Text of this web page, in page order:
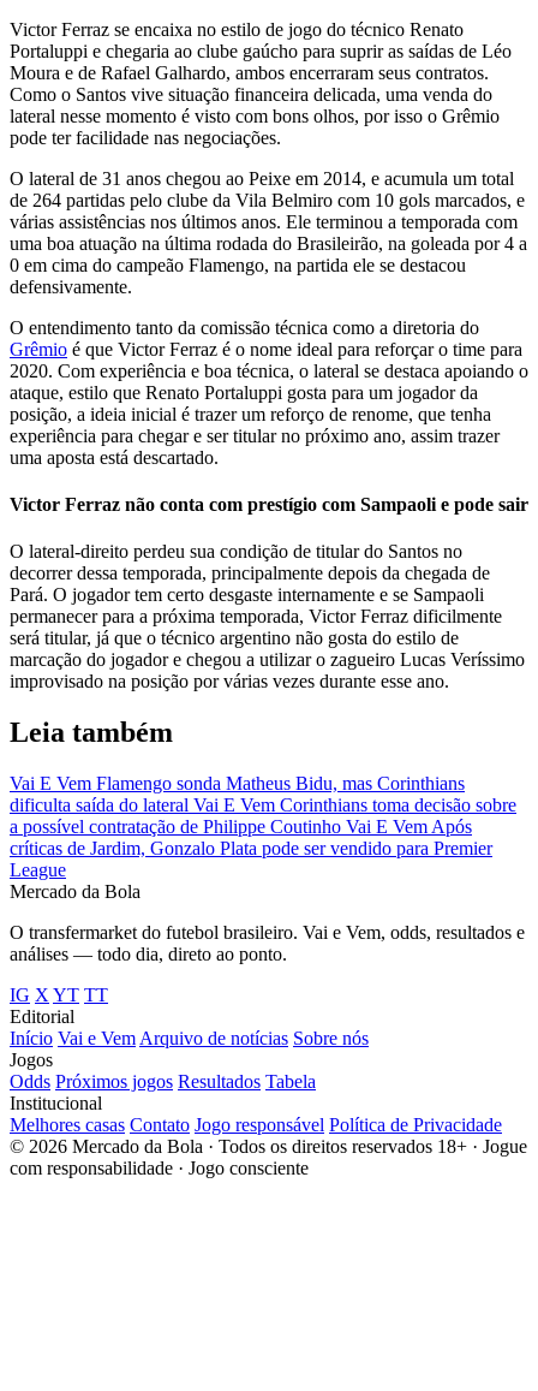
Victor Ferraz se encaixa no estilo de jogo do técnico Renato
Portaluppi e chegaria ao clube gaúcho para suprir as saídas de Léo
Moura e de Rafael Galhardo, ambos encerraram seus contratos.
Como o Santos vive situação financeira delicada, uma venda do
lateral nesse momento é visto com bons olhos, por isso o Grêmio
pode ter facilidade nas negociações.
O lateral de 31 anos chegou ao Peixe em 2014, e acumula um total
de 264 partidas pelo clube da Vila Belmiro com 10 gols marcados, e
várias assistências nos últimos anos. Ele terminou a temporada com
uma boa atuação na última rodada do Brasileirão, na goleada por 4 a
0 em cima do campeão Flamengo, na partida ele se destacou
defensivamente.
O entendimento tanto da comissão técnica como a diretoria do
Grêmio é que Victor Ferraz é o nome ideal para reforçar o time para
2020. Com experiência e boa técnica, o lateral se destaca apoiando o
ataque, estilo que Renato Portaluppi gosta para um jogador da
posição, a ideia inicial é trazer um reforço de renome, que tenha
experiência para chegar e ser titular no próximo ano, assim trazer
uma aposta está descartado.
Victor Ferraz não conta com prestígio com Sampaoli e pode sair
O lateral-direito perdeu sua condição de titular do Santos no
decorrer dessa temporada, principalmente depois da chegada de
Pará. O jogador tem certo desgaste internamente e se Sampaoli
permanecer para a próxima temporada, Victor Ferraz dificilmente
será titular, já que o técnico argentino não gosta do estilo de
marcação do jogador e chegou a utilizar o zagueiro Lucas Veríssimo
improvisado na posição por várias vezes durante esse ano.
Leia também
Vai E Vem Flamengo sonda Matheus Bidu, mas Corinthians
dificulta saída do lateral Vai E Vem Corinthians toma decisão sobre
a possível contratação de Philippe Coutinho Vai E Vem Após
críticas de Jardim, Gonzalo Plata pode ser vendido para Premier
League
Mercado da Bola
O transfermarket do futebol brasileiro. Vai e Vem, odds, resultados e
análises — todo dia, direto ao ponto.
IG X YT TT
Editorial
Início Vai e Vem Arquivo de notícias Sobre nós
Jogos
Odds Próximos jogos Resultados Tabela
Institucional
Melhores casas Contato Jogo responsável Política de Privacidade
© 2026 Mercado da Bola · Todos os direitos reservados 18+ · Jogue
com responsabilidade · Jogo consciente